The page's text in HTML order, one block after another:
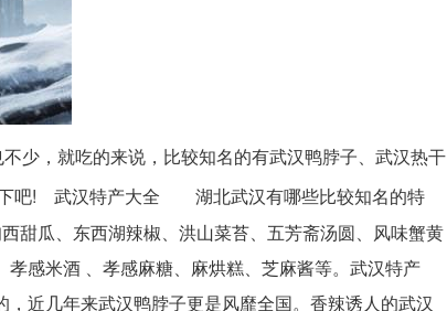
少，就吃的来说，比较知名的有武汉鸭脖子、武汉热干
下吧! 武汉特产大全 湖北武汉有哪些比较知名的特
甜瓜、东西湖辣椒、洪山菜苔、五芳斋汤圆、风味蟹黄
感米酒 、孝感麻糖、麻烘糕、芝麻酱等。武汉特产
几年来武汉鸭脖子更是风靡全国。香辣诱人的武汉